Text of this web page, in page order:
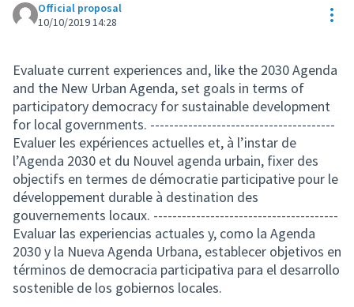
Official proposal
10/10/2019 14:28
Evaluate current experiences and, like the 2030 Agenda
and the New Urban Agenda, set goals in terms of
participatory democracy for sustainable development
for local governments. ---------------------------------------
Evaluer les expériences actuelles et, à l’instar de
l’Agenda 2030 et du Nouvel agenda urbain, fixer des
objectifs en termes de démocratie participative pour le
développement durable à destination des
gouvernements locaux. ---------------------------------------
Evaluar las experiencias actuales y, como la Agenda
2030 y la Nueva Agenda Urbana, establecer objetivos en
términos de democracia participativa para el desarrollo
sostenible de los gobiernos locales.